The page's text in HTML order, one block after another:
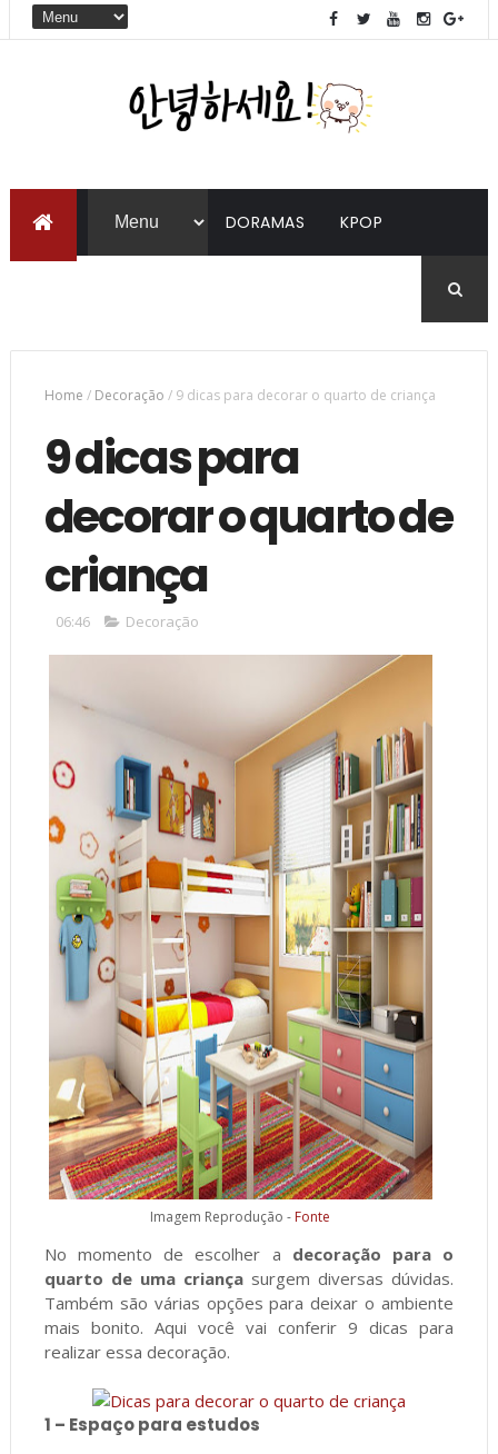
DORAMAS KPOP
Home / Decoração / 9 dicas para decorar o quarto de criança
9 dicas para
decorar o quarto de
criança
06:46 Decoração
Imagem Reprodução - Fonte
No momento de escolher a decoração para o
quarto de uma criança surgem diversas dúvidas.
Também são várias opções para deixar o ambiente
mais bonito. Aqui você vai conferir 9 dicas para
realizar essa decoração.
1 – Espaço para estudos